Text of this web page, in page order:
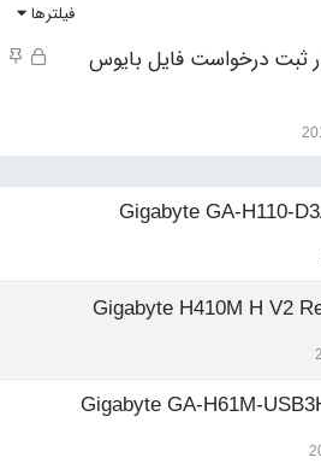
فیلترها
ثبت درخواست فایل بایوس
Gigabyte GA-H110-
Gigabyte H410M H V2
Gigabyte GA-H61M-